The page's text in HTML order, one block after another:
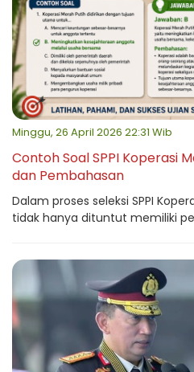
Minggu, 26 April 2026 22:31 Wib
Contoh Soal SPPI Koperasi
dan Pembahasan
Dalam proses seleksi SPPI
tidak hanya dituntut memiliki